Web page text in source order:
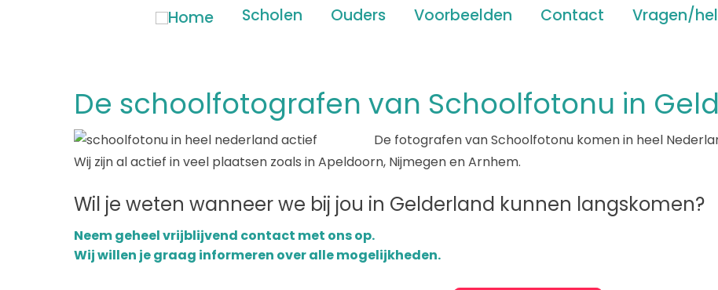
Scholen Ouders Voorbeelden Contact Vragen/
De schoolfotografen van Schoolfotonu in
De fotografen van Schoolfotonu komen in heel
Wij zijn al actief in veel plaatsen zoals in Apeldoorn, Nijmegen en Arnhem.
Wil je weten wanneer we bij jou in Gelderland kunnen langskomen?
Neem geheel vrijblijvend contact met ons op.
Wij willen je graag informeren over alle mogelijkheden.